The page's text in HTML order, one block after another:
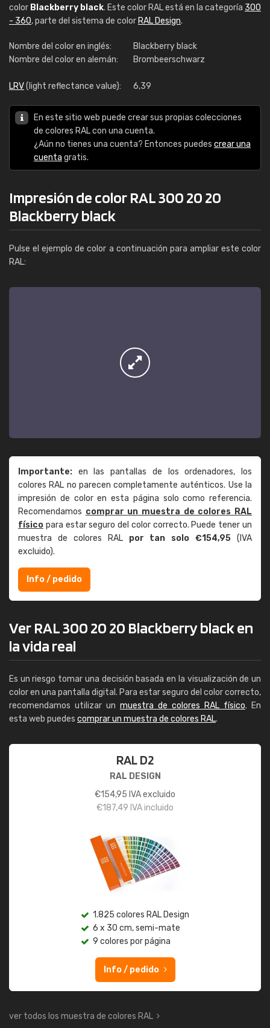
color Blackberry black. Este color RAL está en la categoría 300
- 360, parte del sistema de color RAL Design.
Nombre del color en inglés:
Blackberry black
Nombre del color en alemán:
Brombeerschwarz
LRV(light reflectance value): 6,39
En este sitio web puede crear sus propias colecciones
de colores RAL con una cuenta.
¿Aún no tienes una cuenta? Entonces puedes crear una
cuenta gratis.
Impresión de color RAL 300 20 20
Blackberry black
Pulse el ejemplo de color a continuación para ampliar este color
RAL:
Importante: en las pantallas de los ordenadores, los
colores RAL no parecen completamente auténticos. Use la
impresión de color en esta página solo como referencia.
Recomendamos comprar un muestra de colores RAL
físico para estar seguro del color correcto. Puede tener un
muestra de colores RAL por tan solo €154,95 (IVA
excluido).
Info / pedido
Ver RAL 300 20 20 Blackberry black en
la vida real
Es un riesgo tomar una decisión basada en la visualización de un
color en una pantalla digital. Para estar seguro del color correcto,
recomendamos utilizar un muestra de colores RAL físico. En
esta web puedes comprar un muestra de colores RAL.
RAL D2
RAL DESIGN
€154,95 IVA excluido
€187,49 IVA incluido
1.825 colores RAL Design
6 x 30 cm, semi-mate
9 colores por página
Info / pedido
ver todos los muestra de colores RAL